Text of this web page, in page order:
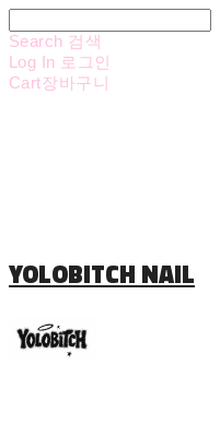
Search 검색
Log In 로그인
Cart장바구니
YOLOBITCH NAIL